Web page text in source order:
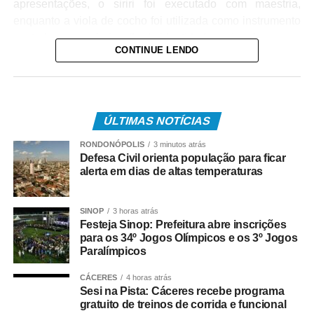
apresentações, o siriri foi executado com maestria,
central para a valorização da identidade regional.
vitória, a trajetória do Flor Ribeirinha é consolidada como
cenário global.
COMENTE ABAIXO:
WhatsApp
Facebook
Twitter
Messenger
LinkedIn
Share
CONTINUE LENDO
ÚLTIMAS NOTÍCIAS
RONDONÓPOLIS 3 minutos atrás
Defesa Civil orienta população para ficar
alerta em dias de altas temperaturas
SINOP 3 horas atrás
Festeja Sinop: Prefeitura abre inscrições
para os 34º Jogos Olímpicos e os 3º Jogos
Paralímpicos
CÁCERES 4 horas atrás
Sesi na Pista: Cáceres recebe programa
gratuito de treinos de corrida e funcional